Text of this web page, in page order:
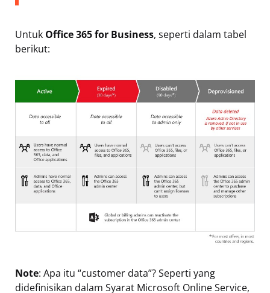
Untuk Office 365 for Business, seperti dalam tabel
berikut:
Note: Apa itu “customer data”? Seperti yang
didefinisikan dalam Syarat Microsoft Online Service,